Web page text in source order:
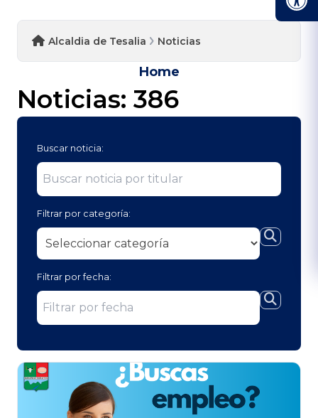
Alcaldia de Tesalia Noticias
Home
Noticias: 386
Buscar noticia:
Filtrar por categoría:
Filtrar por fecha: